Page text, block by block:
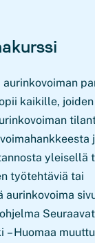
kaikille, joiden
yleisellä
työtehtäviä tai
– Huomaa